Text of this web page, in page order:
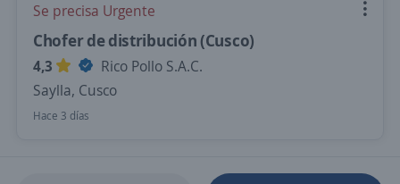
Se precisa Urgente
Chofer de distribución (Cusco)
4,3
Rico Pollo S.A.C.
Saylla, Cusco
Hace 3 días